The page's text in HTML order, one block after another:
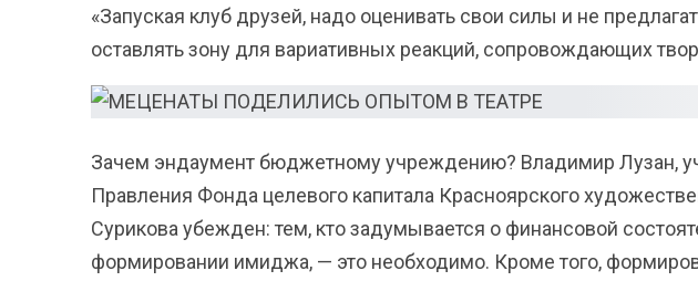
«Запуская клуб друзей, надо оценивать свои силы и не
оставлять зону для вариативных реакций, сопровождающих
Зачем эндаумент бюджетному учреждению? Владимир Лузан,
Правления Фонда целевого капитала Красноярского
Сурикова убежден: тем, кто задумывается о финансовой
формировании имиджа, — это необходимо. Кроме того,